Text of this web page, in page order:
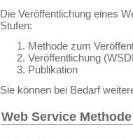
Die Veröffentlichung eines
Stufen:
Methode zum
Veröffentlichung
Publikation
Sie können bei Bedarf
Web Service